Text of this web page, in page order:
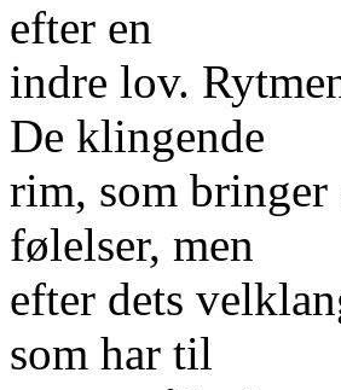
efter en
indre lov.
De klingende
rim, som
følelser, men
efter dets
som har til